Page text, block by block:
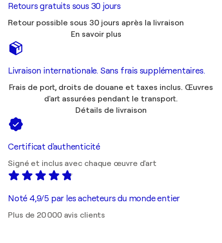
Retours gratuits sous 30 jours
Retour possible sous 30 jours après la livraison
En savoir plus
Livraison internationale. Sans frais supplémentaires.
Frais de port, droits de douane et taxes inclus. Œuvres
d'art assurées pendant le transport.
Détails de livraison
Certificat d'authenticité
Signé et inclus avec chaque œuvre d'art
Noté 4,9/5 par les acheteurs du monde entier
Plus de 20 000 avis clients